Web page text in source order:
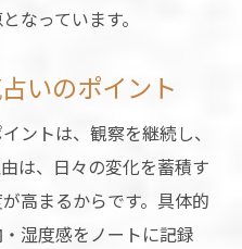
なっています。
いのポイント
ントは、観察を継続し、
は、日々の変化を蓄積す
高まるからです。具体的
湿度感をノートに記録